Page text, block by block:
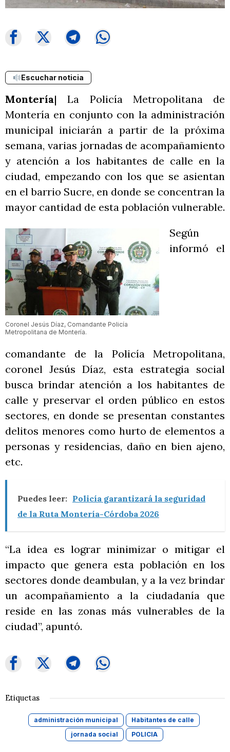
Escuchar noticia
Montería| La Policía Metropolitana de
Montería en conjunto con la administración
municipal iniciarán a partir de la próxima
semana, varias jornadas de acompañamiento
y atención a los habitantes de calle en la
ciudad, empezando con los que se asientan
en el barrio Sucre, en donde se concentran la
mayor cantidad de esta población vulnerable.
Coronel Jesús Díaz, Comandante Policía
Metropolitana de Montería.
Según
informó el
comandante de la Policía Metropolitana,
coronel Jesús Díaz, esta estrategia social
busca brindar atención a los habitantes de
calle y preservar el orden público en estos
sectores, en donde se presentan constantes
delitos menores como hurto de elementos a
personas y residencias, daño en bien ajeno,
etc.
Puedes leer: Policía garantizará la seguridad
de la Ruta Montería-Córdoba 2026
“La idea es lograr minimizar o mitigar el
impacto que genera esta población en los
sectores donde deambulan, y a la vez brindar
un acompañamiento a la ciudadanía que
reside en las zonas más vulnerables de la
ciudad”, apuntó.
Etiquetas
administración municipal
Habitantes de calle
jornada social
POLICIA